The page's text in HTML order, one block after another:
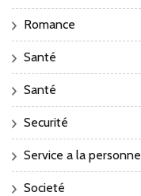
Romance
Santé
Santé
Securité
Service a la personne
Societé